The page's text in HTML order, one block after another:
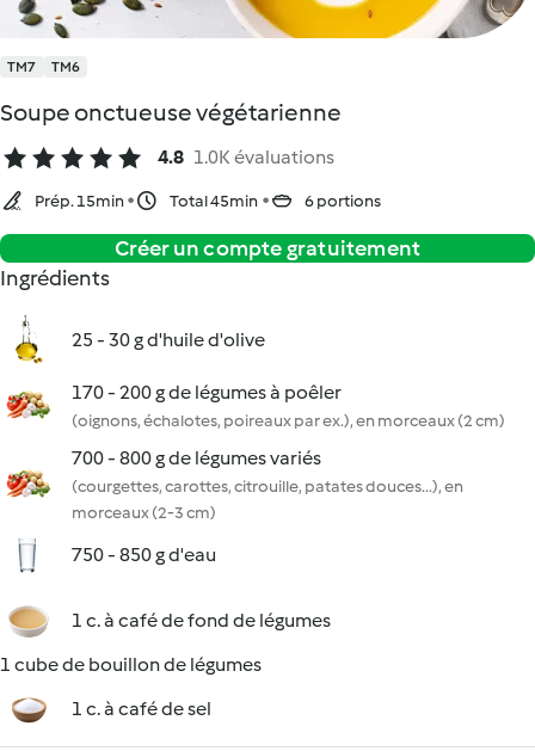
TM7 TM6
Soupe onctueuse végétarienne
4.8 1.0K évaluations
Prép. 15min Total 45min 6 portions
Créer un compte gratuitement
Ingrédients
25 - 30 g d'huile d'olive
170 - 200 g de légumes à poêler
(oignons, échalotes, poireaux par ex.), en morceaux (2 cm)
700 - 800 g de légumes variés
(courgettes, carottes, citrouille, patates douces...), en
morceaux (2-3 cm)
750 - 850 g d'eau
1 c. à café de fond de légumes
1 cube de bouillon de légumes
1 c. à café de sel